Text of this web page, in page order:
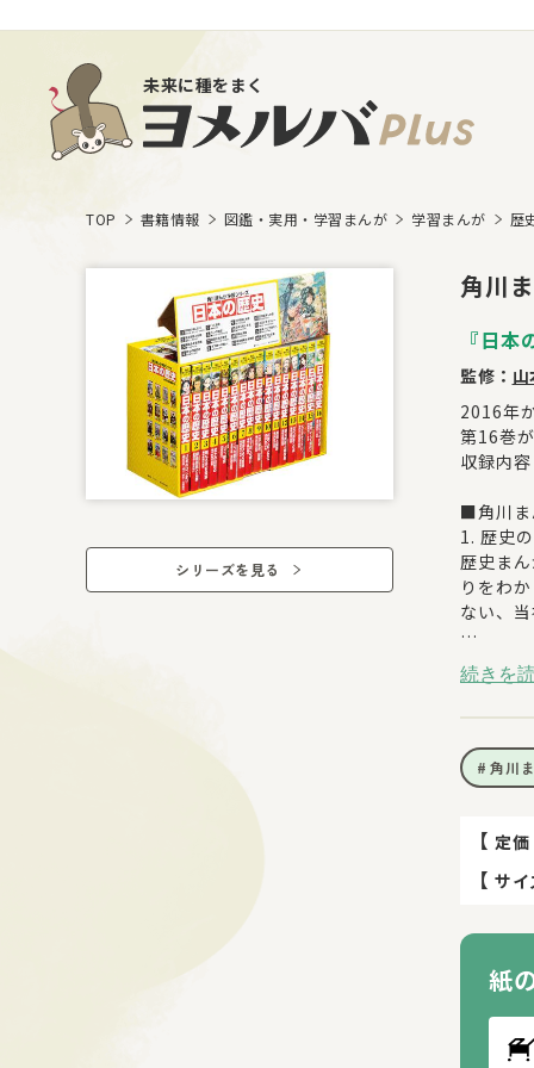
未来に種をまく
TOP 書籍情報 図鑑・実用・学習まんが 学習まんが 歴
シリーズを見る
角川
『日
監修：
2016年
第16巻
収録内
■角川ま
1. 歴史
歴史ま
りをわ
ない、
2.カバ
カバー
ストレ
3. 最新
「こん
続きを
角川
【 定価
【 サイ
紙